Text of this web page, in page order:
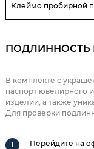
Клеймо пробирной
ПОДЛИННОСТЬ
В комплекте с
паспорт ювелирного
изделии, а также
Для проверки
Перейдите на